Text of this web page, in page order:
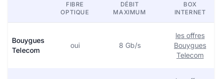
FIBRE
OPTIQUE
DÉBIT
MAXIMUM
BOX
INTERNET
Bouygues
Telecom
oui 8 Gb/s
les offres
Bouygues
Telecom